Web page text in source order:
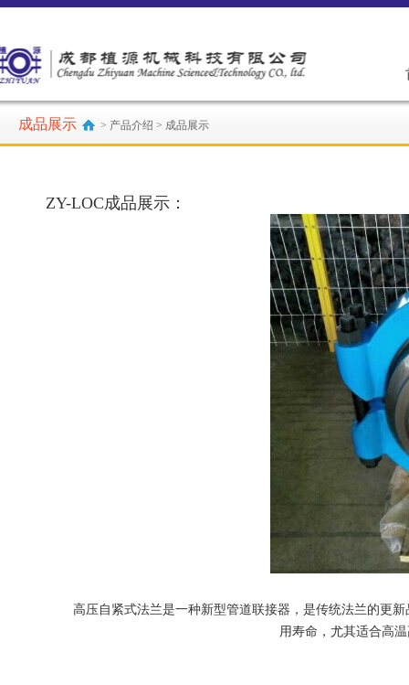
成品展示 > 产品介绍 > 成品展示
ZY-LOC成品展示：
高压自紧式法兰是一种新型管道联接器，是传统法兰的更新
用寿命，尤其适合高